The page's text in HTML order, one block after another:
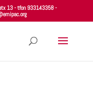
13 - tfon 933143358 -